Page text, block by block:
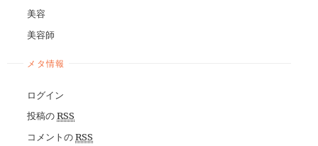
美容
美容師
メタ情報
ログイン
投稿のRSS
コメントのRSS